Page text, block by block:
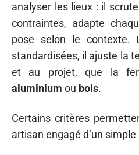
analyser les lieux : il
contraintes, adapte
pose selon le contexte.
standardisées, il ajuste la
et au projet, que la
aluminium ou bois.
Certains critères
artisan engagé d’un